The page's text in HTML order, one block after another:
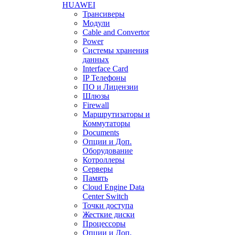
HUAWEI
Трансиверы
Модули
Cable and Convertor
Power
Системы хранения
данных
Interface Card
IP Телефоны
ПО и Лицензии
Шлюзы
Firewall
Маршрутизаторы и
Коммутаторы
Documents
Опции и Доп.
Оборудование
Котроллеры
Серверы
Память
Cloud Engine Data
Center Switch
Точки доступа
Жесткие диски
Процессоры
Опции и Доп.